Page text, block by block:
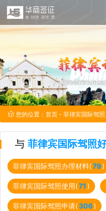
您的位置： 首页 - 菲律宾国际驾照
与 菲律宾国际驾照
菲律宾国际驾照办理材料(79)
菲律宾国际驾照使用(71)
菲律宾国际驾照申请(306)